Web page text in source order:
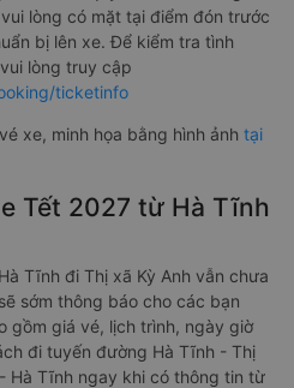
lòng có mặt tại điểm đón trước
bị lên xe. Để kiểm tra tình
lòng truy cập
ticketinfo
xe, minh họa bằng hình ảnh tại
Tết 2027 từ Hà Tĩnh
Tĩnh đi Thị xã Kỳ Anh vẫn chưa
sớm thông báo cho các bạn
gồm giá vé, lịch trình, ngày giờ
đi tuyến đường Hà Tĩnh - Thị
Hà Tĩnh ngay khi có thông tin từ